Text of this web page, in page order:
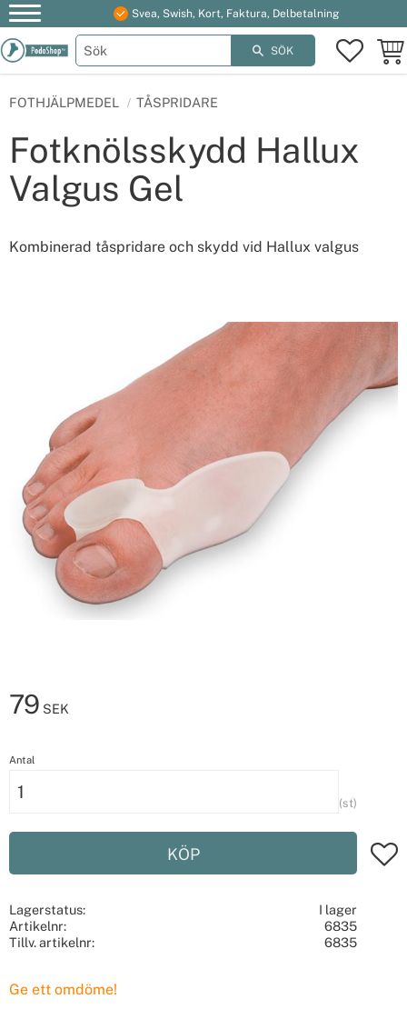
Meny
Svea, Swish, Kort, Faktura, Delbetalning
SÖK
FOTHJÄLPMEDEL TÅSPRIDARE
Fotknölsskydd Hallux
Valgus Gel
Kombinerad tåspridare och skydd vid Hallux valgus
79 SEK
Antal
st
KÖP
Lagerstatus
I lager
Artikelnr
6835
Tillv. artikelnr
6835
Ge ett omdöme!